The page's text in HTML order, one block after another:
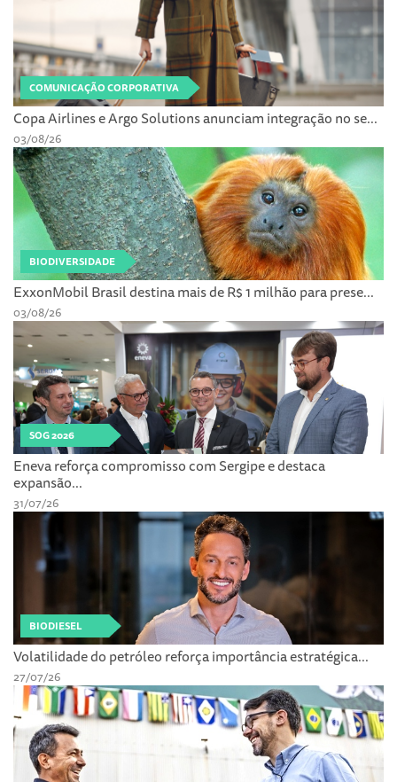
COMUNICAÇÃO CORPORATIVA
Copa Airlines e Argo Solutions anunciam integração no se...
03/08/26
BIODIVERSIDADE
ExxonMobil Brasil destina mais de R$ 1 milhão para prese...
03/08/26
SOG 2026
Eneva reforça compromisso com Sergipe e destaca
expansão...
31/07/26
BIODIESEL
Volatilidade do petróleo reforça importância estratégica...
27/07/26